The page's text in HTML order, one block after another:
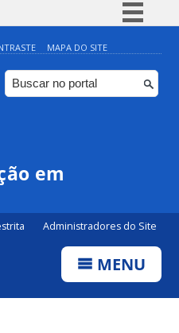
Simplifique!
Comunica BR
Participe
Canais
MAPA DO SITE
em
Administradores do Site
MENU